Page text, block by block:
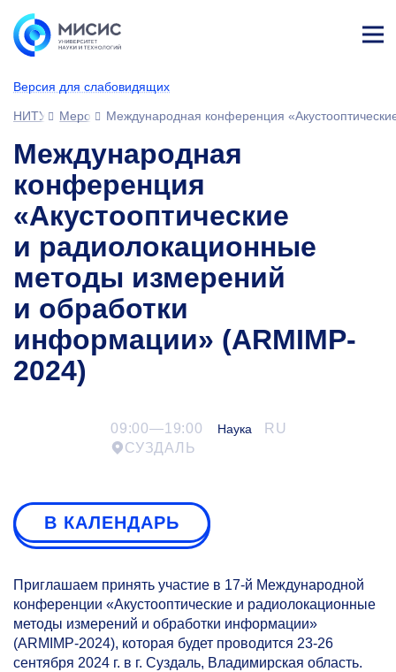
Версия для слабовидящих
ине
НИТУ МИСИСМероприятияМеждународная конференция
Международная
конференция
«Акустооптические
и радиолокационные
методы измерений
и обработки
информации» (ARMIMP-
2024)
09:00—19:00 Наука
RU
СУЗДАЛЬ
В КАЛЕНДАРЬ
Приглашаем принять участие в 17-й Международной
конференции «Акустооптические и радиолокационные
методы измерений и обработки информации»
(ARMIMP-2024), которая будет проводится 23-26
сентября 2024 г. в г. Суздаль, Владимирская область.